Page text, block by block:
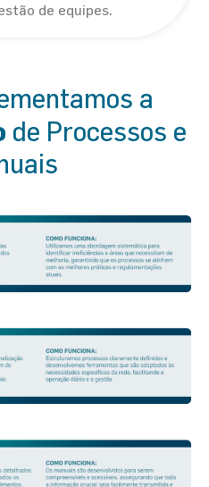
de equipes.
a
de Processos e